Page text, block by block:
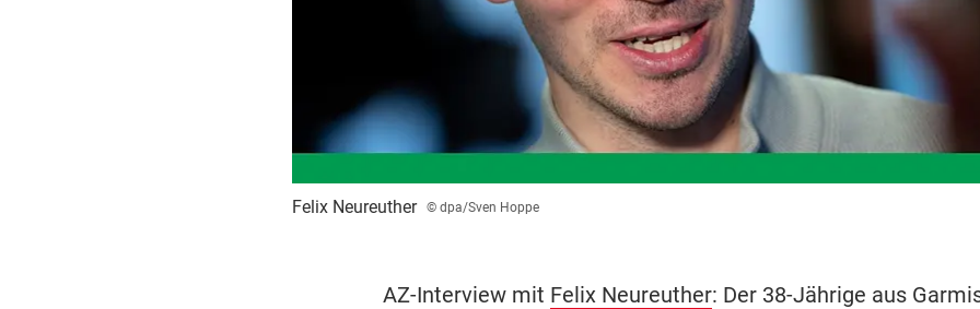
Felix Neureuther © dpa/Sven Hoppe
AZ-Interview mit Felix Neureuther: Der 38-Jährige aus